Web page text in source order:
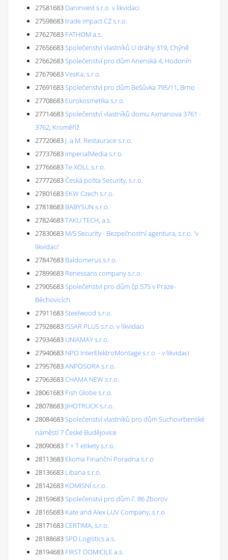
27581683 Daninvest s.r.o. v likvidaci
27598683trade impact CZ s.r.o.
27627683 FATHOM a.s.
27656683Společenství vlastníků U dráhy 319, Chýně
27662683Společenství pro dům Anenská 4, Hodonín
27679683VesKa, s.r.o.
27691683Společenství pro dům Bešůvka 795/11, Brno
27708683 Eurokosmetika s.r.o.
27714683Společenství vlastníků domu Axmanova 3761 -
3762, Kroměříž
27720683 J. a M. Restaurace s.r.o.
27737683 ImperialMedia s.r.o.
27766683Te.XOLL s.r.o.
27772683Česká pošta Security, s.r.o.
27801683 EKW Czech s.r.o.
27818683 BABYSUN s.r.o.
27824683TAKU TECH, a.s.
27830683 M/S Security - Bezpečnostní agentura, s.r.o. 'v
likvidaci'
27847683 Baldomerus s.r.o.
27899683 Renessans company s.r.o.
27905683Společenství pro dům čp.575 v Praze-
Běchovicích
27911683Steelwood s.r.o.
27928683 ISSAR PLUS s.r.o. v likvidaci
27934683 UNIAMAY s.r.o.
27940683 NPO InterElektroMontage s.r.o. - v likvidaci
27957683ANPOSORA s.r.o.
27963683CHAMA NEW s.r.o.
28061683 Fish Globe s.r.o.
28078683 JIHOTRUCK s.r.o.
28084683Společenství vlastníků pro dům Suchovrbenské
náměstí 7 České Budějovice
28090683T + T etikety s.r.o.
28113683 Ekoma Finanční Poradna s.r.o
28136683 Libana s.r.o.
28142683 KOMISNÍ s.r.o.
28159683Společenství pro dům č. 86 Zborov
28165683 Kate and Alex LUV Company, s.r.o.
28171683CERTIMA, s.r.o.
28188683SPD Logistics a.s.
28194683 FIRST DOMICILE a.s.